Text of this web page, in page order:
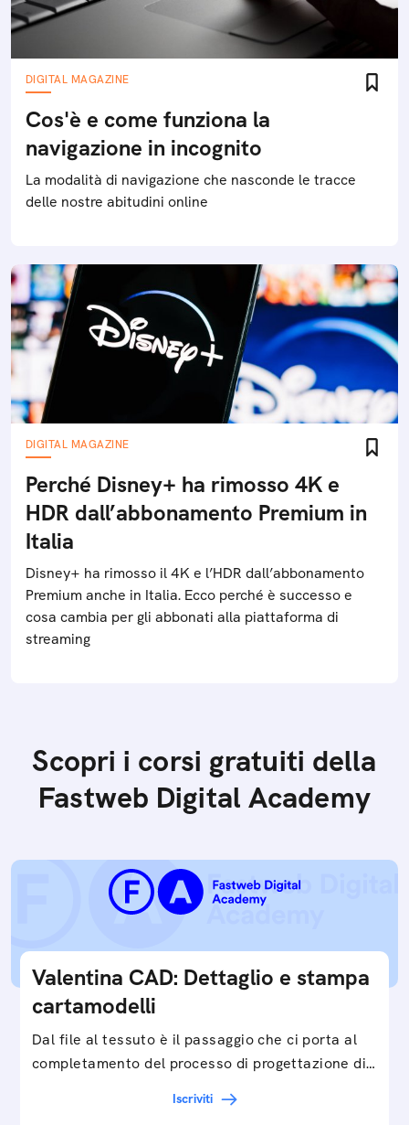
DIGITAL MAGAZINE
Cos'è e come funziona la
navigazione in incognito
La modalità di navigazione che nasconde le tracce
delle nostre abitudini online
DIGITAL MAGAZINE
Perché Disney+ ha rimosso 4K e
HDR dall’abbonamento Premium in
Italia
Disney+ ha rimosso il 4K e l’HDR dall’abbonamento
Premium anche in Italia. Ecco perché è successo e
cosa cambia per gli abbonati alla piattaforma di
streaming
Scopri i corsi gratuiti della
Fastweb Digital Academy
Valentina CAD: Dettaglio e stampa
cartamodelli
Dal file al tessuto è il passaggio che ci porta al
completamento del processo di progettazione di
Iscriviti